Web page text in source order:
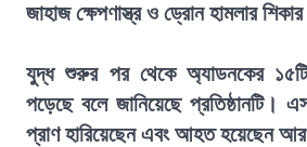
জাহাজ ক্ষেপণাস্ত্র ও ড্রোন হামলার
যুদ্ধ শুরুর পর থেকে অ্যাডনকের
পড়েছে বলে জানিয়েছে
প্রাণ হারিয়েছেন এবং আহত হয়েছেন